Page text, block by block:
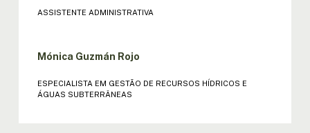
ASSISTENTE ADMINISTRATIVA
Mónica Guzmán Rojo
ESPECIALISTA EM GESTÃO DE RECURSOS HÍDRICOS E
ÁGUAS SUBTERRÂNEAS